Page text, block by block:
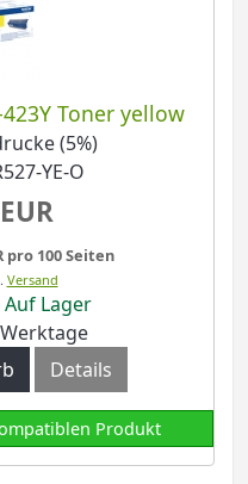
Toner yellow
(5%)
YE-O
pro 100 Seiten
Versand
Auf Lager
Details
Produkt